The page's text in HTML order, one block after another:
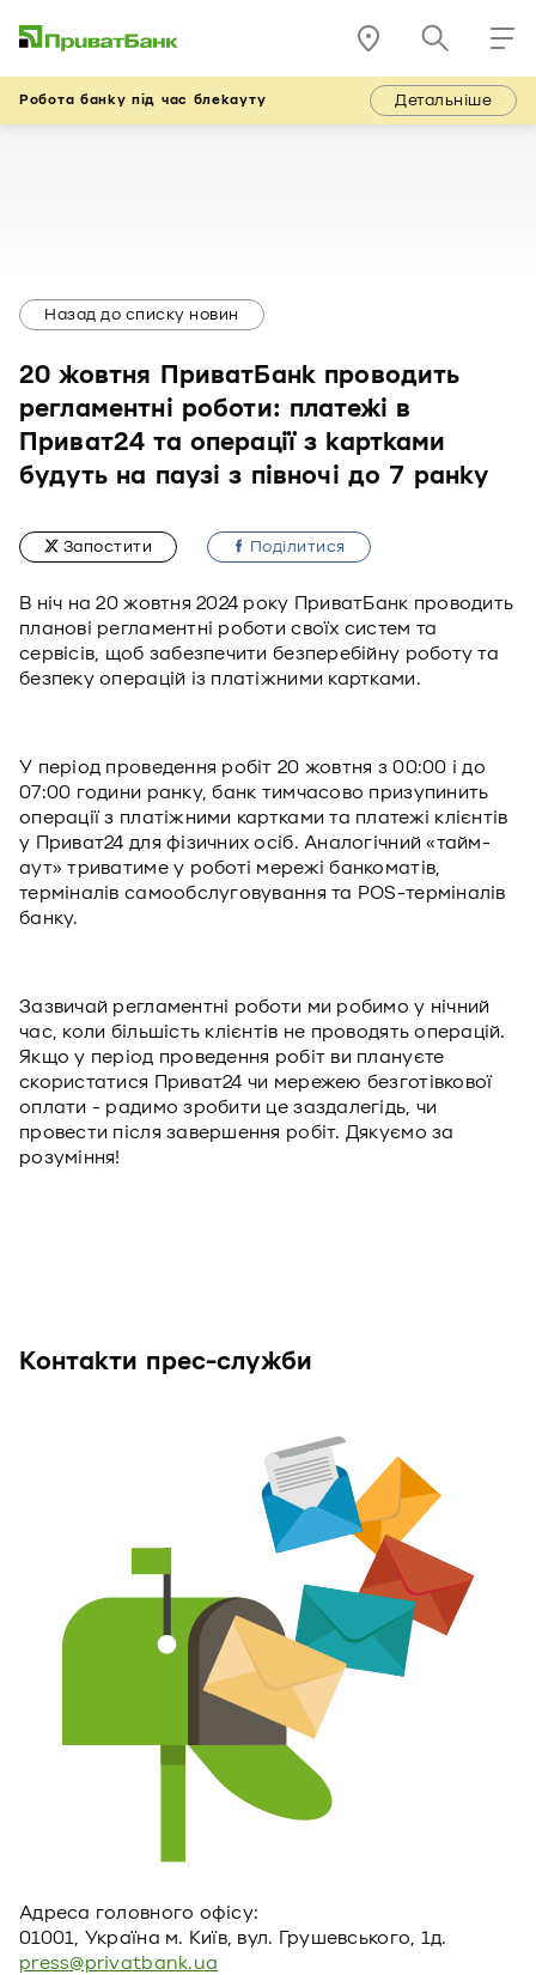
Робота банку під час блекауту Детальніше
Назад до списку новин
20 жовтня ПриватБанк проводить
регламентні роботи: платежі в
Приват24 та операції з картками
будуть на паузі з півночі до 7 ранку
Запостити Подiлитися
В ніч на 20 жовтня 2024 року ПриватБанк проводить
планові регламентні роботи своїх систем та
сервісів, щоб забезпечити безперебійну роботу та
безпеку операцій із платіжними картками.
У період проведення робіт 20 жовтня з 00:00 і до
07:00 години ранку, банк тимчасово призупинить
операції з платіжними картками та платежі клієнтів
у Приват24 для фізичних осіб. Аналогічний «тайм-
аут» триватиме у роботі мережі банкоматів,
терміналів самообслуговування та POS-терміналів
банку.
Зазвичай регламентні роботи ми робимо у нічний
час, коли більшість клієнтів не проводять операцій.
Якщо у період проведення робіт ви плануєте
скористатися Приват24 чи мережею безготівкової
оплати - радимо зробити це заздалегідь, чи
провести після завершення робіт. Дякуємо за
розуміння!
Контакти прес-служби
Адреса головного офiсу:
01001, Україна м. Київ, вул. Грушевського, 1д.
press@privatbank.ua